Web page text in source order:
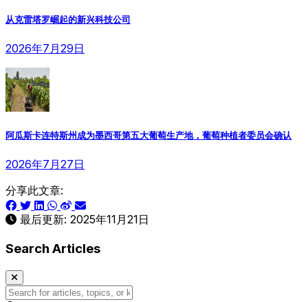
从克雷塔罗崛起的新兴科技公司
2026年7月29日
阿瓜斯卡连特斯州成为墨西哥第五大葡萄生产地，葡萄种植者委员会确认
2026年7月27日
分享此文章:
最后更新: 2025年11月21日
Search Articles